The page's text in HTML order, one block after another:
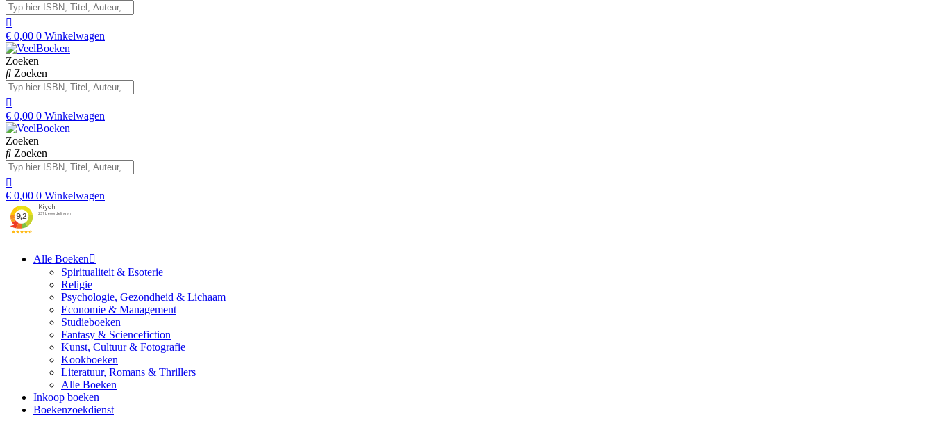
€ 0,00 0 Winkelwagen
Zoeken
Zoeken
€ 0,00 0 Winkelwagen
Zoeken
Zoeken
€ 0,00 0 Winkelwagen
Alle Boeken
Spiritualiteit & Esoterie
Religie
Psychologie, Gezondheid & Lichaam
Economie & Management
Studieboeken
Fantasy & Sciencefiction
Kunst, Cultuur & Fotografie
Kookboeken
Literatuur, Romans & Thrillers
Alle Boeken
Inkoop boeken
Boekenzoekdienst